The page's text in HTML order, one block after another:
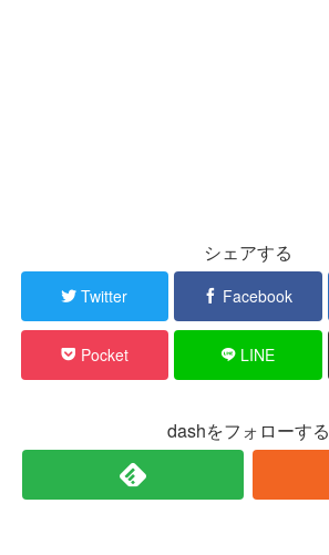
シェアする
Twitter Facebook
Pocket LINE
dashをフォローする